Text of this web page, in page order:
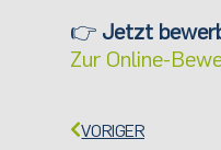
👉 Jetzt
Zur Online-
VORIGER